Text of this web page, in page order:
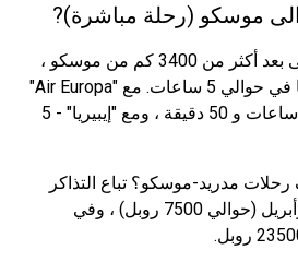
موسكو (رحلة مباشرة)?
تقع العاصمة الإسبانية على بعد أكثر من 3400 كم من موسكو ،
والتي يمكنك التغلب عليها في حوالي 5 ساعات. مع "Air Europa"
ستبقى في الهواء لمدة 4 ساعات و 50 دقيقة ، ومع "إيبيريا" - 5
مدريد-موسكو؟ تباع التذاكر
بأسعار معقولة في مايو وأبريل (حوالي 7500 روبل) ، وفي